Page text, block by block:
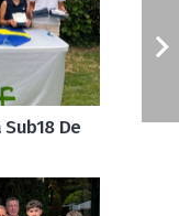
De